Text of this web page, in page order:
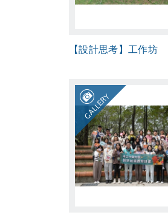
【設計思考】工作坊
GALLERY